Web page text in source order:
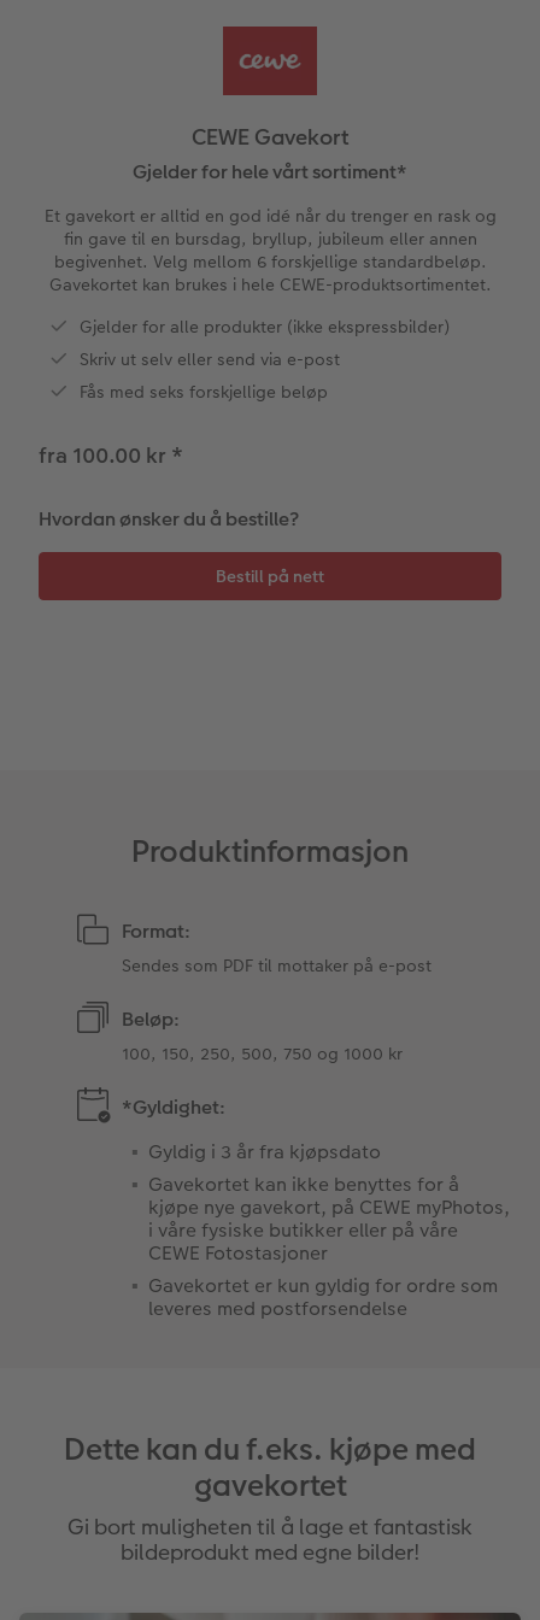
Anledninger
Best i test
Adobe® InDesign® til CEWE FOTOBOK
Gratis bildelagring
CEWE FOTOBOK Color pop
Panoramaside
Minnelomme
Tilbehør
Bilde på skumplate
Bilde på akrylglass
Bilde på tre
Fotoplakat med kart
Fotoplakat med plakatlist
Fotocollage
hexxas
Flerdelt veggdekorasjon
Fotopanel
Tilbehør
Fotoplakat standardpapir
Fotoklistremerker
Tilbehør
Fremkall engangskameraet
Digitalisering
Inspirasjon
Gratis bildelagring
Fotomagneter
Art prints
Fyll selv gaveeske
Mobildeksler
Kjæledyr
Inspirasjon
CEWE Gavekort
Firmagaver
Ekspresskalender
Andre fototjenester i butikk
Inspirasjon
Design selv
Fotokort
Foldekort
Postkort
Kort med fotoinnstikk
Bordkort
Menykort
Direkteforsendelse
Digitalt kort
Inspirasjon
Gratis bildelagring
Gaveinnpakning
Tilbehør
CEWE Gavekort
Gjelder for hele vårt sortiment*
Et gavekort er alltid en god idé når du trenger en rask og
fin gave til en bursdag, bryllup, jubileum eller annen
begivenhet. Velg mellom 6 forskjellige standardbeløp.
Gavekortet kan brukes i hele CEWE-produktsortimentet.
Gjelder for alle produkter (ikke ekspressbilder)
Skriv ut selv eller send via e-post
Fås med seks forskjellige beløp
fra 100.00 kr *
Hvordan ønsker du å bestille?
Produktinformasjon
Format:
Sendes som PDF til mottaker på e-post
Beløp:
100, 150, 250, 500, 750 og 1000 kr
*Gyldighet:
Gyldig i 3 år fra kjøpsdato
Gavekortet kan ikke benyttes for å
kjøpe nye gavekort, på CEWE myPhotos,
i våre fysiske butikker eller på våre
CEWE Fotostasjoner
Gavekortet er kun gyldig for ordre som
leveres med postforsendelse
Dette kan du f.eks. kjøpe med
gavekortet
Gi bort muligheten til å lage et fantastisk
bildeprodukt med egne bilder!